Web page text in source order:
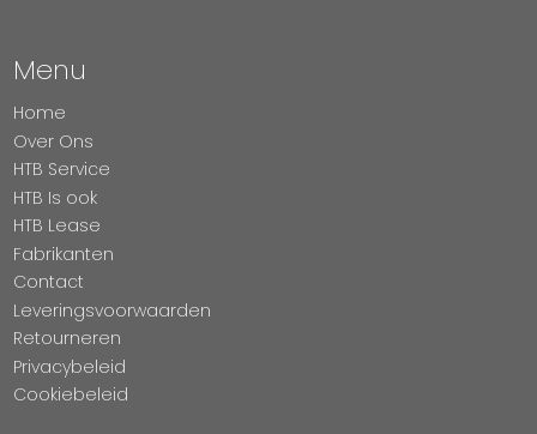
Menu
Home
Over Ons
HTB Service
HTB Is ook
HTB Lease
Fabrikanten
Contact
Leveringsvoorwaarden
Retourneren
Privacybeleid
Cookiebeleid